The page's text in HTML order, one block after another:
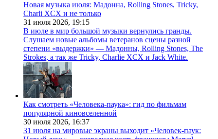
Новая музыка июля: Мадонна, Rolling Stones, Tricky,
Charli XCX и не только
31 июля 2026, 19:15
В июле в мир большой музыки вернулись гранды.
Слушаем новые альбомы ветеранов сцены разной
степени «выдержки» — Мадонны, Rolling Stones, The
Strokes, а так же Tricky, Charlie XCX и Jack White.
Как смотреть «Человека-паука»: гид по фильмам
популярной киновселенной
30 июля 2026, 16:37
31 июля на мировые экраны выходит «Человек-паук: